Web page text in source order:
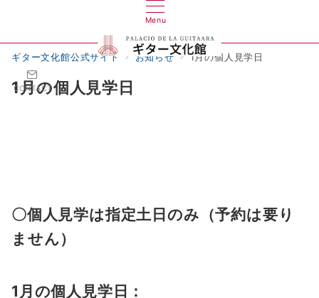
Menu
CONTACT
ギター文化館公式サイト お知らせ 1月の個人見学日
1月の個人見学日
〇個人見学は指定土日のみ（予約は要り
ません）
1月の個人見学日：